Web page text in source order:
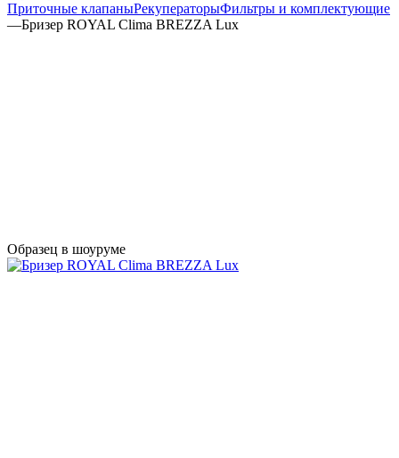
Приточные клапаныРекуператорыФильтры и комплектующие
—Бризер ROYAL Clima BREZZA Lux
Образец в шоуруме